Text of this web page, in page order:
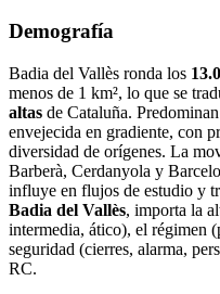
Demografía
Badia del Vallès ronda los
menos de 1 km², lo que se
altas de Cataluña.
envejecida en gradiente, con
diversidad de orígenes. La
Barberà, Cerdanyola y
influye en flujos de estudio y
Badia del Vallès, importa la
intermedia, ático), el régimen
seguridad (cierres, alarma,
RC.